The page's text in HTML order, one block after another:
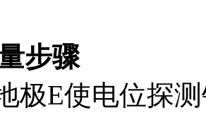
步骤
E使电位探测